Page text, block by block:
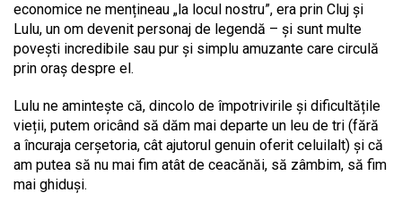
economice ne mențineau „la locul nostru”, era prin Cluj și
Lulu, un om devenit personaj de legendă – și sunt multe
povești incredibile sau pur și simplu amuzante care circulă
prin oraș despre el.
Lulu ne amintește că, dincolo de împotrivirile și dificultățile
vieții, putem oricând să dăm mai departe un leu de tri (fără
a încuraja cerșetoria, cât ajutorul genuin oferit celuilalt) și că
am putea să nu mai fim atât de ceacănăi, să zâmbim, să fim
mai ghiduși.